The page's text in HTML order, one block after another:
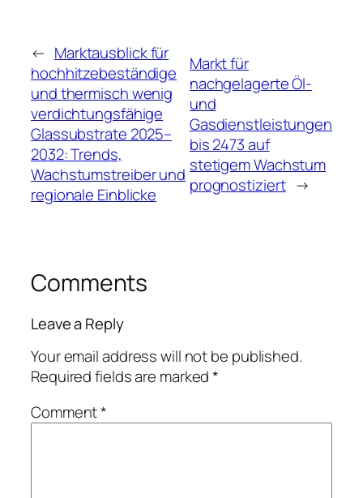
← Marktausblick für
hochhitzebeständige
und thermisch wenig
verdichtungsfähige
Glassubstrate 2025–
2032: Trends,
Wachstumstreiber und
regionale Einblicke
Markt für
nachgelagerte Öl-
und
Gasdienstleistungen
bis 2473 auf
stetigem Wachstum
prognostiziert →
Comments
Leave a Reply
Your email address will not be published.
Required fields are marked*
Comment*